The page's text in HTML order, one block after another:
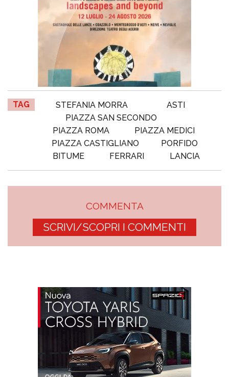
TAG STEFANIA MORRA
ASTI
PIAZZA SAN SECONDO
PIAZZA ROMA
PIAZZA MEDICI
PIAZZA CASTIGLIANO
PORFIDO
BITUME
FERRARI LANCIA
COMMENTA
SCRIVI/SCOPRI I COMMENTI